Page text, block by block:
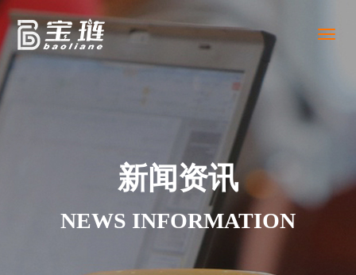
Toggle
新闻资讯
NEWS INFORMATION